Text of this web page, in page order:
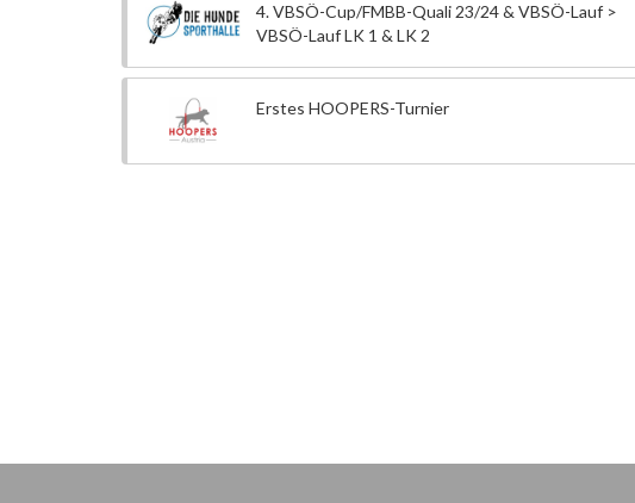
4. VBSÖ-Cup/FMBB-Quali 23/24 & VBSÖ-Lauf >
VBSÖ-Lauf LK 1 & LK 2
Erstes HOOPERS-Turnier